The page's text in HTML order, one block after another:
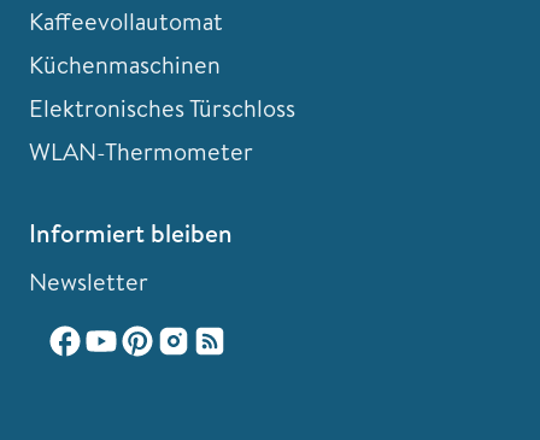
Kaffeevollautomat
Küchenmaschinen
Elektronisches Türschloss
WLAN-Thermometer
Informiert bleiben
Newsletter